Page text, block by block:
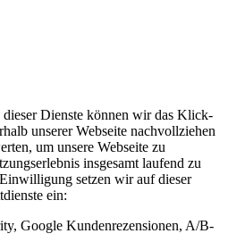
Dienste können wir das Klick-
unserer Webseite nachvollziehen
um unsere Webseite zu
insgesamt laufend zu
setzen wir auf dieser
ein:
Google Kundenrezensionen, A/B-